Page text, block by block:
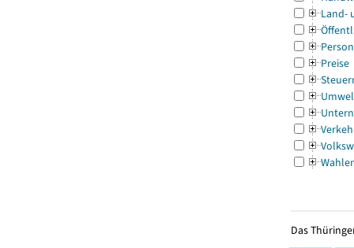
Land-
Preise
Das